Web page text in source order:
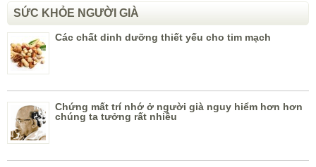
SỨC KHỎE NGƯỜI GIÀ
Các chất dinh dưỡng thiết yếu cho tim mạch
Chứng mất trí nhớ ở người già nguy hiểm hơn hơn
chúng ta tưởng rất nhiều